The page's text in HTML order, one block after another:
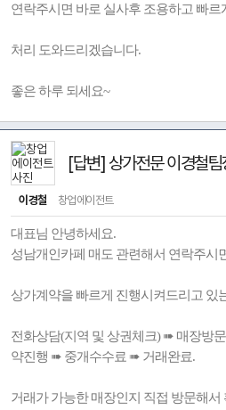
연락주시면 바로 실사후 조용하고 빠르
처리 도와드리겠습니다.
좋은 하루 되세요~
[답변] 상가전문 이경
이경철 창업에이전트
대표님 안녕하세요.
성남개인카페 매도 관련해서 연락주시
상가계약을 빠르게 진행시켜드리고 있
전화상담(지역 및 상권체크) ➠ 매장방
약진행 ➠ 중개수수료 ➠ 거래완료.
거래가 가능한 매장인지 직접 방문해서